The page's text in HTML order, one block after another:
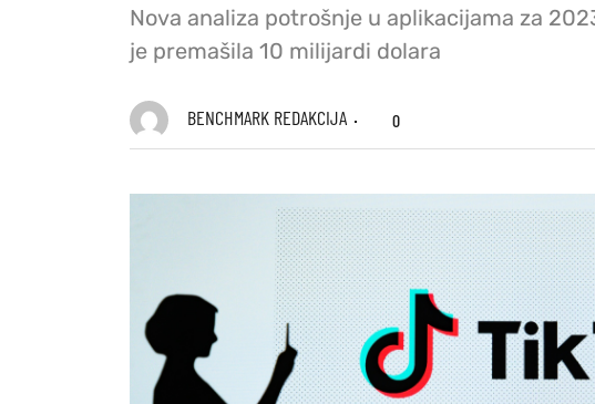
Nova analiza potrošnje u aplikacijama za
je premašila 10 milijardi dolara
BENCHMARK REDAKCIJA 0